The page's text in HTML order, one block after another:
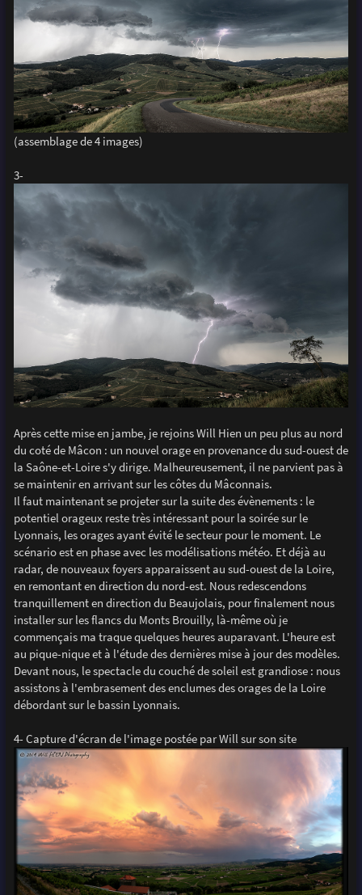
(assemblage de 4 images)
3-
Après cette mise en jambe, je rejoins Will Hien un peu plus au nord
du coté de Mâcon : un nouvel orage en provenance du sud-ouest de
la Saône-et-Loire s'y dirige. Malheureusement, il ne parvient pas à
se maintenir en arrivant sur les côtes du Mâconnais.
Il faut maintenant se projeter sur la suite des évènements : le
potentiel orageux reste très intéressant pour la soirée sur le
Lyonnais, les orages ayant évité le secteur pour le moment. Le
scénario est en phase avec les modélisations météo. Et déjà au
radar, de nouveaux foyers apparaissent au sud-ouest de la Loire,
en remontant en direction du nord-est. Nous redescendons
tranquillement en direction du Beaujolais, pour finalement nous
installer sur les flancs du Monts Brouilly, là-même où je
commençais ma traque quelques heures auparavant. L'heure est
au pique-nique et à l'étude des dernières mise à jour des modèles.
Devant nous, le spectacle du couché de soleil est grandiose : nous
assistons à l'embrasement des enclumes des orages de la Loire
débordant sur le bassin Lyonnais.
4- Capture d'écran de l'image postée par Will sur son site